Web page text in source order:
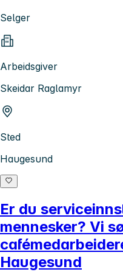
Selger
Arbeidsgiver
Skeidar Raglamyr
Sted
Haugesund
Er du
mennesker? Vi
Haugesund